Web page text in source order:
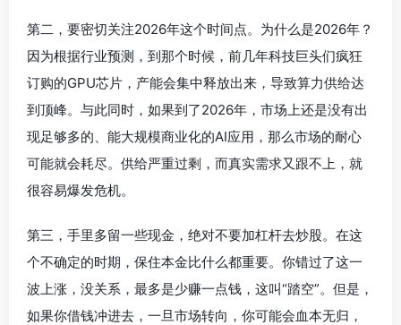
第二，要密切关注2026年这个时间点。为什么是2026年？
因为根据行业预测，到那个时候，前几年科技巨头们疯狂
订购的GPU芯片，产能会集中释放出来，导致算力供给达
到顶峰。与此同时，如果到了2026年，市场上还是没有出
现足够多的、能大规模商业化的AI应用，那么市场的耐心
可能就会耗尽。供给严重过剩，而真实需求又跟不上，就
很容易爆发危机。
第三，手里多留一些现金，绝对不要加杠杆去炒股。在这
个不确定的时期，保住本金比什么都重要。你错过了这一
波上涨，没关系，最多是少赚一点钱，这叫“踏空”。但是，
如果你借钱冲进去，一旦市场转向，你可能会血本无归，